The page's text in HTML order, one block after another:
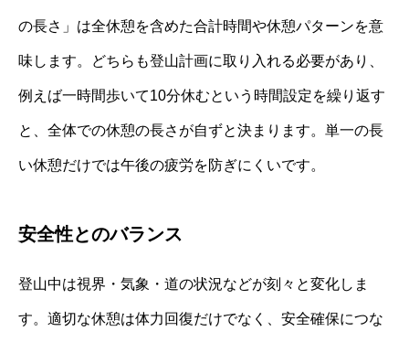
の長さ」は全休憩を含めた合計時間や休憩パターンを意
味します。どちらも登山計画に取り入れる必要があり、
例えば一時間歩いて10分休むという時間設定を繰り返す
と、全体での休憩の長さが自ずと決まります。単一の長
い休憩だけでは午後の疲労を防ぎにくいです。
安全性とのバランス
登山中は視界・気象・道の状況などが刻々と変化しま
す。適切な休憩は体力回復だけでなく、安全確保につな